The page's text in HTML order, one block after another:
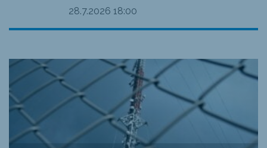
28.7.2026 18:00